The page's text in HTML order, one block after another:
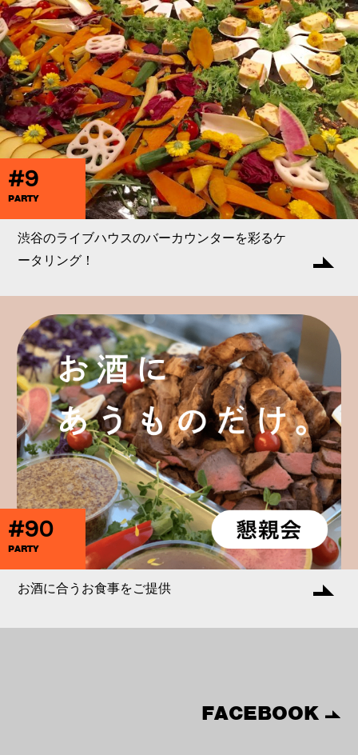
#9
PARTY
渋谷のライブハウスのバーカウンターを彩るケ
ータリング！
#90
PARTY
お酒に合うお食事をご提供
FACEBOOK